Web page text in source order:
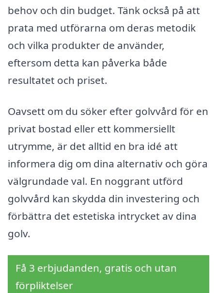
behov och din budget. Tänk också på att
prata med utförarna om deras metodik
och vilka produkter de använder,
eftersom detta kan påverka både
resultatet och priset.
Oavsett om du söker efter golvvård för en
privat bostad eller ett kommersiellt
utrymme, är det alltid en bra idé att
informera dig om dina alternativ och göra
välgrundade val. En noggrant utförd
golvvård kan skydda din investering och
förbättra det estetiska intrycket av dina
golv.
Få 3 erbjudanden, gratis och utan
förpliktelser